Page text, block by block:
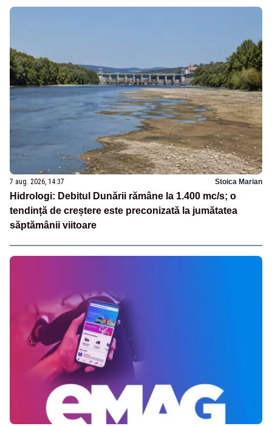
7 aug. 2026, 14:37 Stoica Marian
Hidrologi: Debitul Dunării rămâne la 1.400 mc/s; o
tendință de creștere este preconizată la jumătatea
săptămânii viitoare